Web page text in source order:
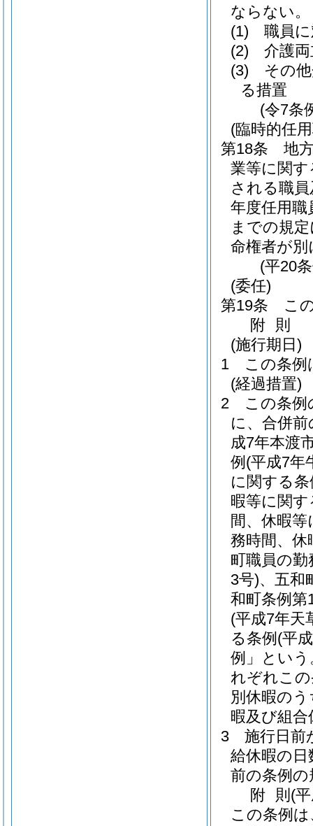
ならない。
(1)
職員
(2)
介護
(3)
その
る措置
(令7条
(臨時的任
第18条
地
業等に関
される職
年度任用
までの規
命権者が
(平20
(委任)
第19条
こ
附 則
(施行期日)
1
この条例
(経過措置)
2
この条例
に、合併
成7年本渡
例 (平成7年
に関する条
暇等に関す
間、休暇
務時間、休
町職員の
3号)、五和
和町条例第
(平成7年天
る条例 (平
例」という
れぞれこ
別休暇の
暇及び組
3
施行日前
給休暇の
前の条例
附 則 (
この条例